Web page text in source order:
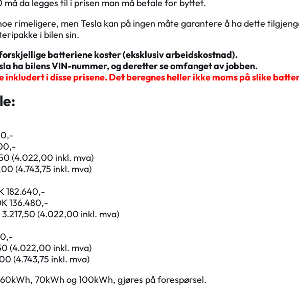
da legges til i prisen man må betale for byttet.
rimeligere, men Tesla kan på ingen måte garantere å ha dette
i bilen sin.
batteriene koster (eksklusiv arbeidskostnad).
ha bilens VIN-nummer, og deretter se omfanget av jobben.
i disse prisene. Det beregnes heller ikke moms på slike
(4.022,00 inkl. mva)
inkl. mva)
182.640,-
136.480,-
(4.022,00 inkl. mva)
inkl. mva)
inkl. mva)
70kWh og 100kWh, gjøres på forespørsel.